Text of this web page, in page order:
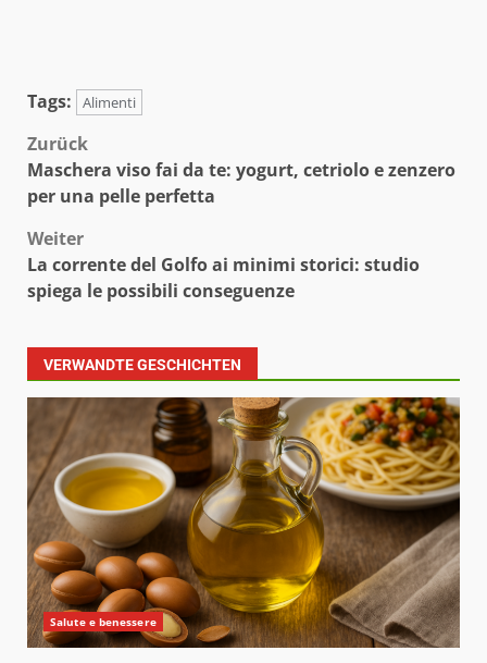
Tags: Alimenti
Beitragsnavigation
Zurück
Maschera viso fai da te: yogurt, cetriolo e zenzero
per una pelle perfetta
Weiter
La corrente del Golfo ai minimi storici: studio
spiega le possibili conseguenze
VERWANDTE GESCHICHTEN
Salute e benessere